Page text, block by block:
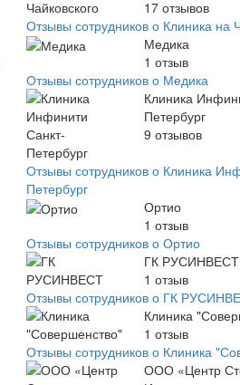
17 отзывов
Отзывы сотрудников о Клиника на
Медика
1 отзыв
Отзывы сотрудников о Медика
Клиника
Петербург
9 отзывов
Отзывы сотрудников о Клиника
Петербург
Ортио
1 отзыв
Отзывы сотрудников о Ортио
ГК РУСИНВЕСТ
1 отзыв
Отзывы сотрудников о ГК
Клиника
1 отзыв
Отзывы сотрудников о Клиника
ООО «Центр